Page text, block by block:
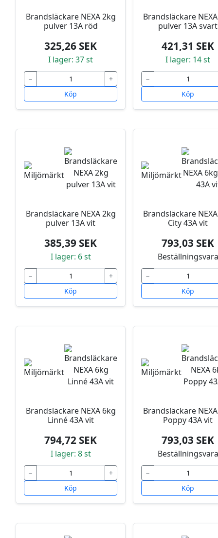
Brandsläckare NEXA 2kg
pulver 13A röd
325,26 SEK
I lager: 37 st
−
+
Köp
Brandsläckare
pulver 13A svart
421,31 SEK
I lager: 14 st
−
Köp
Brandsläckare NEXA 2kg
pulver 13A vit
385,39 SEK
I lager: 6 st
−
+
Köp
Brandsläckare
City 43A vit
793,03 SEK
Beställningsvara
−
Köp
Brandsläckare NEXA 6kg
Linné 43A vit
794,72 SEK
I lager: 8 st
−
+
Köp
Brandsläckare
Poppy 43A vit
793,03 SEK
Beställningsvara
−
Köp